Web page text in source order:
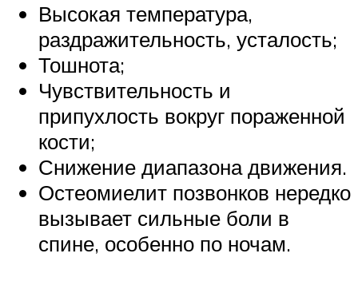
Высокая температура,
раздражительность, усталость;
Тошнота;
Чувствительность и
припухлость вокруг пораженной
кости;
Снижение диапазона движения.
Остеомиелит позвонков нередко
вызывает сильные боли в
спине, особенно по ночам.